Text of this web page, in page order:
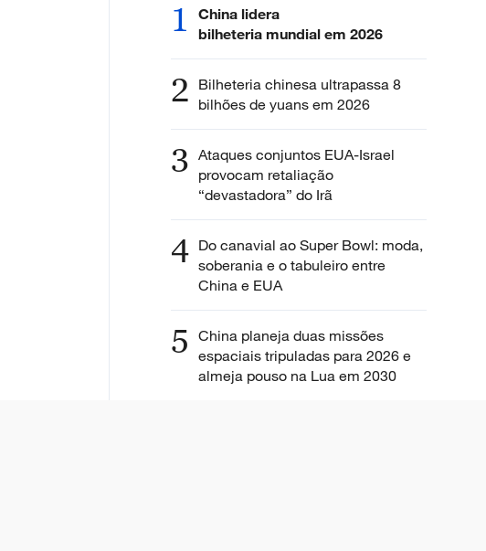
1
China lidera
bilheteria mundial em 2026
2 Bilheteria chinesa ultrapassa 8
bilhões de yuans em 2026
3 Ataques conjuntos EUA-Israel
provocam retaliação
“devastadora” do Irã
4 Do canavial ao Super Bowl: moda,
soberania e o tabuleiro entre
China e EUA
5 China planeja duas missões
espaciais tripuladas para 2026 e
almeja pouso na Lua em 2030